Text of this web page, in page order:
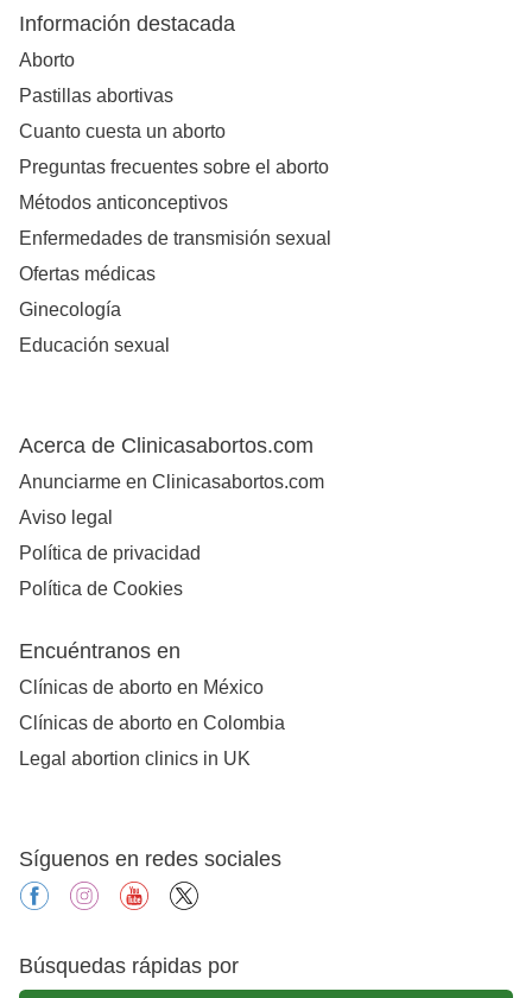
Información destacada
Aborto
Pastillas abortivas
Cuanto cuesta un aborto
Preguntas frecuentes sobre el aborto
Métodos anticonceptivos
Enfermedades de transmisión sexual
Ofertas médicas
Ginecología
Educación sexual
Acerca de Clinicasabortos.com
Anunciarme en Clinicasabortos.com
Aviso legal
Política de privacidad
Política de Cookies
Encuéntranos en
Clínicas de aborto en México
Clínicas de aborto en Colombia
Legal abortion clinics in UK
Síguenos en redes sociales
facebookinstagramyoutube
Búsquedas rápidas por